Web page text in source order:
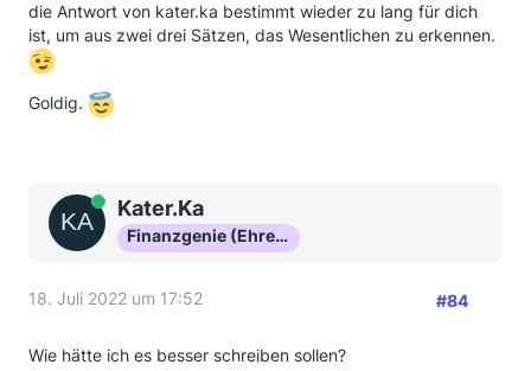
die Antwort von kater.ka bestimmt wieder zu lang für dich
ist, um aus zwei drei Sätzen, das Wesentlichen zu erkennen.
Goldig.
OnlineKater.Ka
Finanzgenie (Ehrenmitglied)
18. Juli 2022 um 17:52 #84
Wie hätte ich es besser schreiben sollen?